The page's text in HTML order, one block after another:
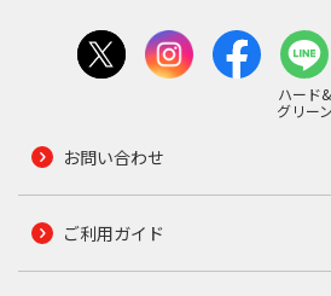
ハード&
グリーン
お問い合わせ
ご利用ガイド